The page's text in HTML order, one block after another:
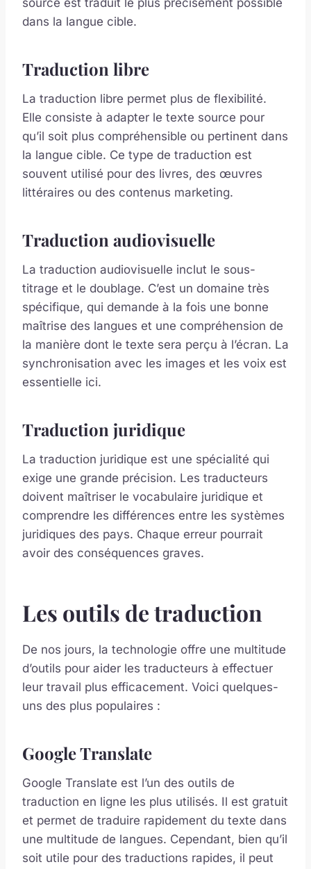
source est traduit le plus précisément possible
dans la langue cible.
Traduction libre
La traduction libre permet plus de flexibilité.
Elle consiste à adapter le texte source pour
qu’il soit plus compréhensible ou pertinent dans
la langue cible. Ce type de traduction est
souvent utilisé pour des livres, des œuvres
littéraires ou des contenus marketing.
Traduction audiovisuelle
La traduction audiovisuelle inclut le sous-
titrage et le doublage. C’est un domaine très
spécifique, qui demande à la fois une bonne
maîtrise des langues et une compréhension de
la manière dont le texte sera perçu à l’écran. La
synchronisation avec les images et les voix est
essentielle ici.
Traduction juridique
La traduction juridique est une spécialité qui
exige une grande précision. Les traducteurs
doivent maîtriser le vocabulaire juridique et
comprendre les différences entre les systèmes
juridiques des pays. Chaque erreur pourrait
avoir des conséquences graves.
Les outils de traduction
De nos jours, la technologie offre une multitude
d’outils pour aider les traducteurs à effectuer
leur travail plus efficacement. Voici quelques-
uns des plus populaires :
Google Translate
Google Translate est l’un des outils de
traduction en ligne les plus utilisés. Il est gratuit
et permet de traduire rapidement du texte dans
une multitude de langues. Cependant, bien qu’il
soit utile pour des traductions rapides, il peut